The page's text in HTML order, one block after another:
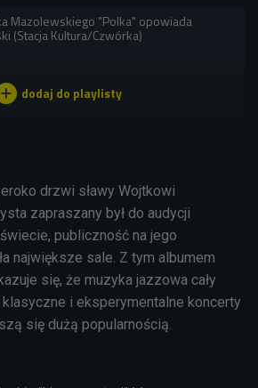
Mazolewskiego "Polka" opowiada
(Stacja Kultura/Czwórka)
drzwi sławy Wojtkowi
zapraszany był do audycji
publiczność na jego
największe sale. Z tym albumem
się, że muzyka jazzowa cały
i eksperymentalne koncerty
się dużą popularnością.